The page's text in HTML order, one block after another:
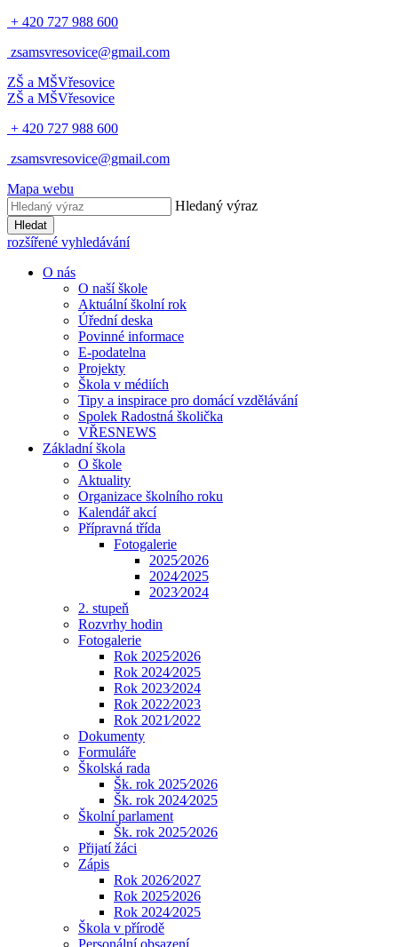
+ 420 727 988 600
zsamsvresovice@gmail.com
ZŠ a MŠVřesovice
ZŠ a MŠVřesovice
+ 420 727 988 600
zsamsvresovice@gmail.com
Mapa webu
Hledaný výraz
Hledat
rozšířené vyhledávání
O nás
O naší škole
Aktuální školní rok
Úřední deska
Povinné informace
E-podatelna
Projekty
Škola v médiích
Tipy a inspirace pro domácí vzdělávání
Spolek Radostná školička
VŘESNEWS
Základní škola
O škole
Aktuality
Organizace školního roku
Kalendář akcí
Přípravná třída
Fotogalerie
2025⁄2026
2024⁄2025
2023⁄2024
2. stupeň
Rozvrhy hodin
Fotogalerie
Rok 2025⁄2026
Rok 2024⁄2025
Rok 2023⁄2024
Rok 2022⁄2023
Rok 2021⁄2022
Dokumenty
Formuláře
Školská rada
Šk. rok 2025⁄2026
Šk. rok 2024⁄2025
Školní parlament
Šk. rok 2025⁄2026
Přijatí žáci
Zápis
Rok 2026⁄2027
Rok 2025⁄2026
Rok 2024⁄2025
Škola v přírodě
Personální obsazení